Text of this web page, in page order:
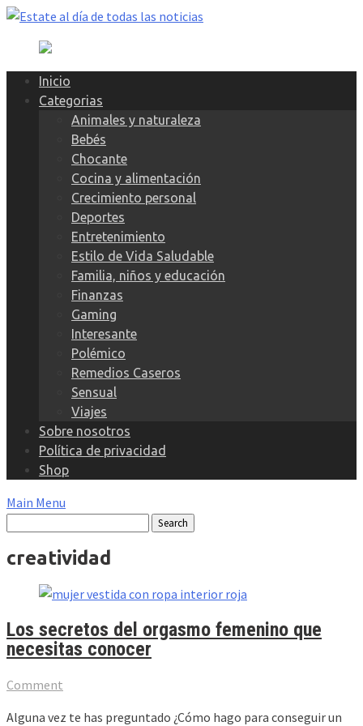
Skip
content
Inicio
Categorias
Animales y naturaleza
Bebés
Chocante
Cocina y alimentación
Crecimiento personal
Deportes
Entretenimiento
Estilo de Vida Saludable
Familia, niños y educación
Finanzas
Gaming
Interesante
Polémico
Remedios Caseros
Sensual
Viajes
Sobre nosotros
Política de privacidad
Shop
Main Menu
creatividad
Los secretos del orgasmo femenino que
necesitas conocer
Comment
Alguna vez te has preguntado ¿Cómo hago para conseguir un